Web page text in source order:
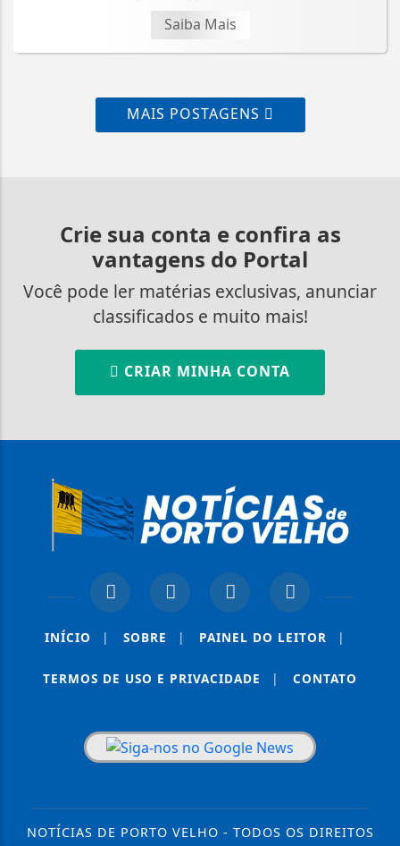
Saiba Mais
MAIS POSTAGENS
Crie sua conta e confira as
vantagens do Portal
Você pode ler matérias exclusivas, anunciar
classificados e muito mais!
CRIAR MINHA CONTA
INÍCIO | SOBRE | PAINEL DO LEITOR |
TERMOS DE USO E PRIVACIDADE | CONTATO
NOTÍCIAS DE PORTO VELHO - TODOS OS DIREITOS